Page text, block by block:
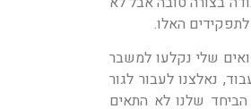
האלו.
שלי נקלעו למשבר
נאלצנו לעבור לגור
שלנו לא התאים